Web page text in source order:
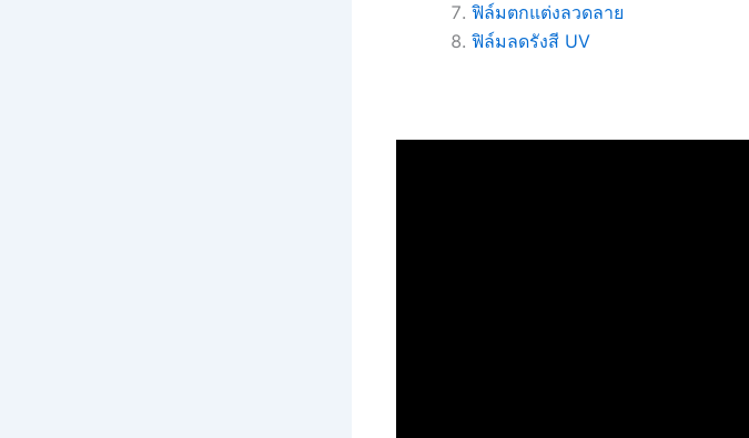
ฟิล์มตกแต่งลวดลาย
ฟิล์มลดรังสี UV